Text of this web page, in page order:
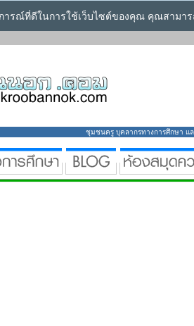
รณ์ที่ดีในการใช้เว็บไซต์ของคุณ คุณสามาร
ชุมชนครู บุคลากรทางการศึกษา แ